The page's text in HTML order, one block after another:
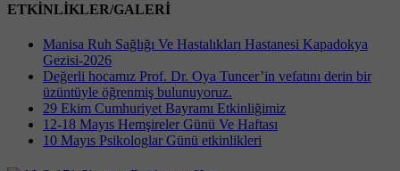
ETKİNLİKLER/GALERİ
Manisa Ruh Sağlığı Ve Hastalıkları Hastanesi Kapadokya
Gezisi-2026
Değerli hocamız Prof. Dr. Oya Tuncer’in vefatını derin bir
üzüntüyle öğrenmiş bulunuyoruz.
29 Ekim Cumhuriyet Bayramı Etkinliğimiz
12-18 Mayıs Hemşireler Günü Ve Haftası
10 Mayıs Psikologlar Günü etkinlikleri